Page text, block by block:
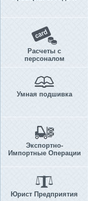
Расчеты с
персоналом
Умная подшивка
Экспортно-
Импортные Операции
Юрист Предприятия